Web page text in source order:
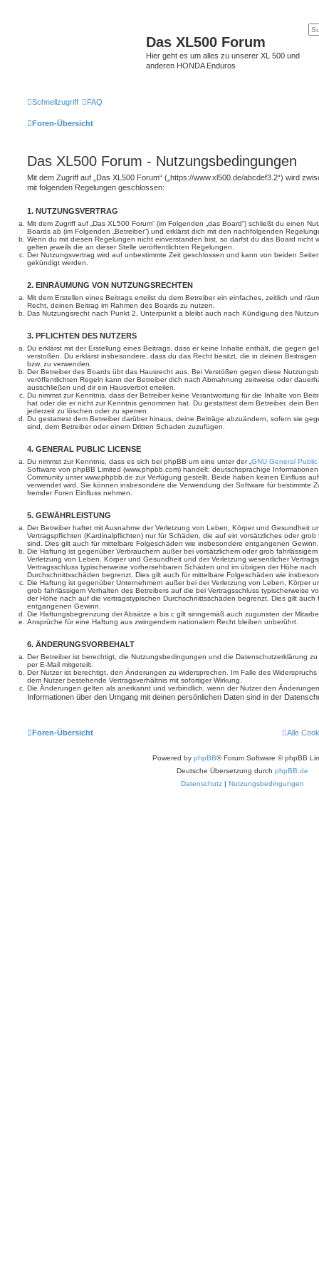
Das XL500 Forum
Hier geht es um alles zu unserer XL 500 und
anderen HONDA Enduros
Schnellzugriff FAQ
Foren-Übersicht
Das XL500 Forum - Nutzungsbedingungen
Mit dem Zugriff auf „Das XL500 Forum“ („https://www.xl500.de/abcdef3.2“) wird
mit folgenden Regelungen geschlossen:
1. NUTZUNGSVERTRAG
Mit dem Zugriff auf „Das XL500 Forum“ (im Folgenden „das Board“) schließt du einen
Boards ab (im Folgenden „Betreiber“) und erklärst dich mit den nachfolgenden
Wenn du mit diesen Regelungen nicht einverstanden bist, so darfst du das Board nicht
gelten jeweils die an dieser Stelle veröffentlichten Regelungen.
Der Nutzungsvertrag wird auf unbestimmte Zeit geschlossen und kann von beiden
gekündigt werden.
2. EINRÄUMUNG VON NUTZUNGSRECHTEN
Mit dem Erstellen eines Beitrags erteilst du dem Betreiber ein einfaches, zeitlich und
Recht, deinen Beitrag im Rahmen des Boards zu nutzen.
Das Nutzungsrecht nach Punkt 2, Unterpunkt a bleibt auch nach Kündigung des
3. PFLICHTEN DES NUTZERS
Du erklärst mit der Erstellung eines Beitrags, dass er keine Inhalte enthält, die gegen
verstoßen. Du erklärst insbesondere, dass du das Recht besitzt, die in deinen
bzw. zu verwenden.
Der Betreiber des Boards übt das Hausrecht aus. Bei Verstößen gegen diese
veröffentlichten Regeln kann der Betreiber dich nach Abmahnung zeitweise oder
ausschließen und dir ein Hausverbot erteilen.
Du nimmst zur Kenntnis, dass der Betreiber keine Verantwortung für die Inhalte von
hat oder die er nicht zur Kenntnis genommen hat. Du gestattest dem Betreiber, dein
jederzeit zu löschen oder zu sperren.
Du gestattest dem Betreiber darüber hinaus, deine Beiträge abzuändern, sofern sie
sind, dem Betreiber oder einem Dritten Schaden zuzufügen.
4. GENERAL PUBLIC LICENSE
Du nimmst zur Kenntnis, dass es sich bei phpBB um eine unter der „ GNU General
Software von phpBB Limited (www.phpbb.com) handelt; deutschsprachige
Community unter www.phpbb.de zur Verfügung gestellt. Beide haben keinen Einfluss
verwendet wird. Sie können insbesondere die Verwendung der Software für bestimmte
fremder Foren Einfluss nehmen.
5. GEWÄHRLEISTUNG
Der Betreiber haftet mit Ausnahme der Verletzung von Leben, Körper und Gesundheit
Vertragspflichten (Kardinalpflichten) nur für Schäden, die auf ein vorsätzliches oder
sind. Dies gilt auch für mittelbare Folgeschäden wie insbesondere entgangenen Gewinn.
Die Haftung ist gegenüber Verbrauchern außer bei vorsätzlichem oder grob
Verletzung von Leben, Körper und Gesundheit und der Verletzung wesentlicher
Vertragsschluss typischerweise vorhersehbaren Schäden und im übrigen der Höhe
Durchschnittsschäden begrenzt. Dies gilt auch für mittelbare Folgeschäden wie
Die Haftung ist gegenüber Unternehmern außer bei der Verletzung von Leben, Körper
grob fahrlässigem Verhalten des Betreibers auf die bei Vertragsschluss typischerweise
der Höhe nach auf die vertragstypischen Durchschnittsschäden begrenzt. Dies gilt
entgangenen Gewinn.
Die Haftungsbegrenzung der Absätze a bis c gilt sinngemäß auch zugunsten der
Ansprüche für eine Haftung aus zwingendem nationalem Recht bleiben unberührt.
6. ÄNDERUNGSVORBEHALT
Der Betreiber ist berechtigt, die Nutzungsbedingungen und die Datenschutzerklärung
per E-Mail mitgeteilt.
Der Nutzer ist berechtigt, den Änderungen zu widersprechen. Im Falle des
dem Nutzer bestehende Vertragsverhältnis mit sofortiger Wirkung.
Die Änderungen gelten als anerkannt und verbindlich, wenn der Nutzer den
Informationen über den Umgang mit deinen persönlichen Daten sind in der
Foren-Übersicht Alle
Powered by phpBB® Forum Software © phpBB
Deutsche Übersetzung durch phpBB.de
Datenschutz | Nutzungsbedingungen